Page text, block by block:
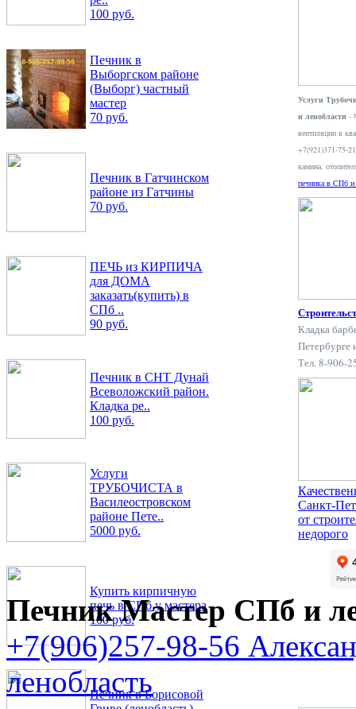
100 руб.
Печник в
Выборгском районе
(Выборг) частный
мастер
70 руб.
Печник в Гатчинском
районе из Гатчины
70 руб.
ПЕЧЬ из КИРПИЧА
для ДОМА
заказать(купить) в
СПб ..
90 руб.
Печник в СНТ Дунай
Всеволожский район.
Кладка ре..
100 руб.
Услуги
ТРУБОЧИСТА в
Василеостровском
районе Пете..
5000 руб.
Купить кирпичную
печь в СПб у мастера
100 руб.
Печник в Борисовой
Услуги
и ленобласти -
вентиляции в
+7(921)371-75-
камина,
печника в СПб и
Кладка
Петербурге
Тел. 8-906-
Санкт-
от
недорого
Печник Мастер СПб и
+7(906)257-98-56
ленобласть